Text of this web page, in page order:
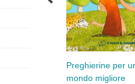
Preghierine per un
mondo migliore